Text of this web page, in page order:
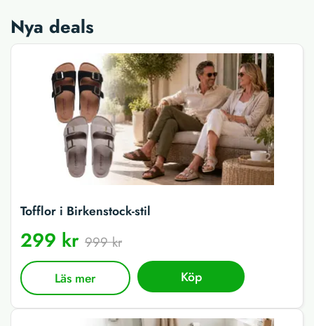
Nya deals
Tofflor i Birkenstock-stil
299 kr 999 kr
Läs mer Köp